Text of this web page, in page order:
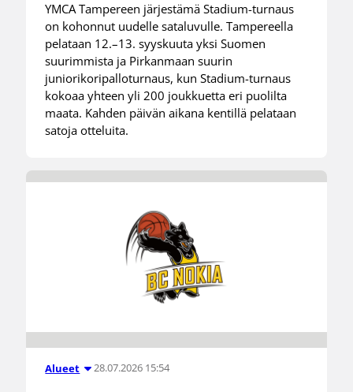
YMCA Tampereen järjestämä Stadium-turnaus
on kohonnut uudelle sataluvulle. Tampereella
pelataan 12.–13. syyskuuta yksi Suomen
suurimmista ja Pirkanmaan suurin
juniorikoripalloturnaus, kun Stadium-turnaus
kokoaa yhteen yli 200 joukkuetta eri puolilta
maata. Kahden päivän aikana kentillä pelataan
satoja otteluita.
Alueet 28.07.2026 15:54